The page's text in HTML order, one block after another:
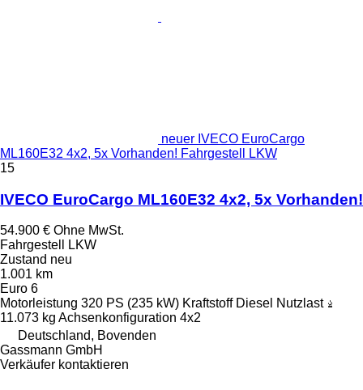
neuer IVECO EuroCargo
ML160E32 4x2, 5x Vorhanden! Fahrgestell LKW
15
IVECO EuroCargo ML160E32 4x2, 5x Vorhanden!
54.900 € Ohne MwSt.
Fahrgestell LKW
Zustand neu
1.001 km
Euro 6
Motorleistung 320 PS (235 kW) Kraftstoff Diesel Nutzlast
11.073 kg Achsenkonfiguration 4x2
Deutschland, Bovenden
Gassmann GmbH
Verkäufer kontaktieren